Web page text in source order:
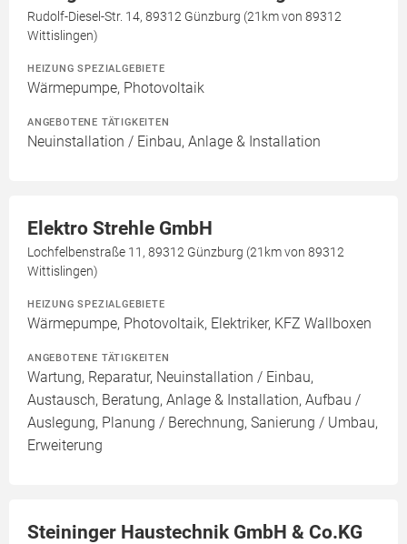
Rudolf-Diesel-Str. 14, 89312 Günzburg (21km von 89312
Wittislingen)
HEIZUNG SPEZIALGEBIETE
Wärmepumpe, Photovoltaik
ANGEBOTENE TÄTIGKEITEN
Neuinstallation / Einbau, Anlage & Installation
Elektro Strehle GmbH
Lochfelbenstraße 11, 89312 Günzburg (21km von 89312
Wittislingen)
HEIZUNG SPEZIALGEBIETE
Wärmepumpe, Photovoltaik, Elektriker, KFZ Wallboxen
ANGEBOTENE TÄTIGKEITEN
Wartung, Reparatur, Neuinstallation / Einbau,
Austausch, Beratung, Anlage & Installation, Aufbau /
Auslegung, Planung / Berechnung, Sanierung / Umbau,
Erweiterung
Steininger Haustechnik GmbH & Co.KG